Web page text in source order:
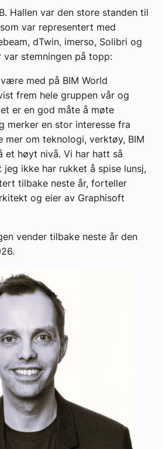
Hallen var den store standen til
var representert med
dTwin, imerso, Solibri og
var stemningen på topp:
med på BIM World
frem hele gruppen vår og
er en god måte å møte
merker en stor interesse fra
om teknologi, verktøy, BIM
et høyt nivå. Vi har hatt så
ikke har rukket å spise lunsj,
tilbake neste år, forteller
og eier av Graphisoft
vender tilbake neste år den